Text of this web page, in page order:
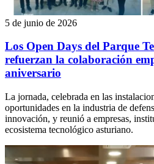
5 de junio de 2026
Los Open Days del Parque
refuerzan la colaboración
aniversario
La jornada, celebrada en las
oportunidades en la industria de
innovación, y reunió a empresas,
ecosistema tecnológico asturiano.